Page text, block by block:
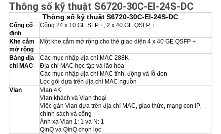
Thông số kỹ thuật S6720-30C-EI-24S-DC
Thông số kỹ thuật S6720-30C-EI-24S-DC
Cổng cố
định
Cổng 24 x 10 GE SFP +, 2 x 40 GE QSFP +
Khe cắm
mở rộng
Một khe cắm mở rộng cho thẻ giao diện 4 x 40 GE QSFP +
Bảng địa
chỉ MAC
Các mục nhập địa chỉ MAC 288K
Địa chỉ MAC học tập và lão hóa
Các mục nhập địa chỉ MAC tĩnh, động và lỗ đen
Lọc gói dựa trên địa chỉ MAC nguồn
Vlan
Vlan 4K
Vlan khách và Vlan thoại
Việc gán Vlan dựa trên địa chỉ MAC, giao thức, mạng con IP,
chính sách và cổng
Ánh xạ Vlan 1: 1 và N: 1
QinQ và QinQ chọn lọc